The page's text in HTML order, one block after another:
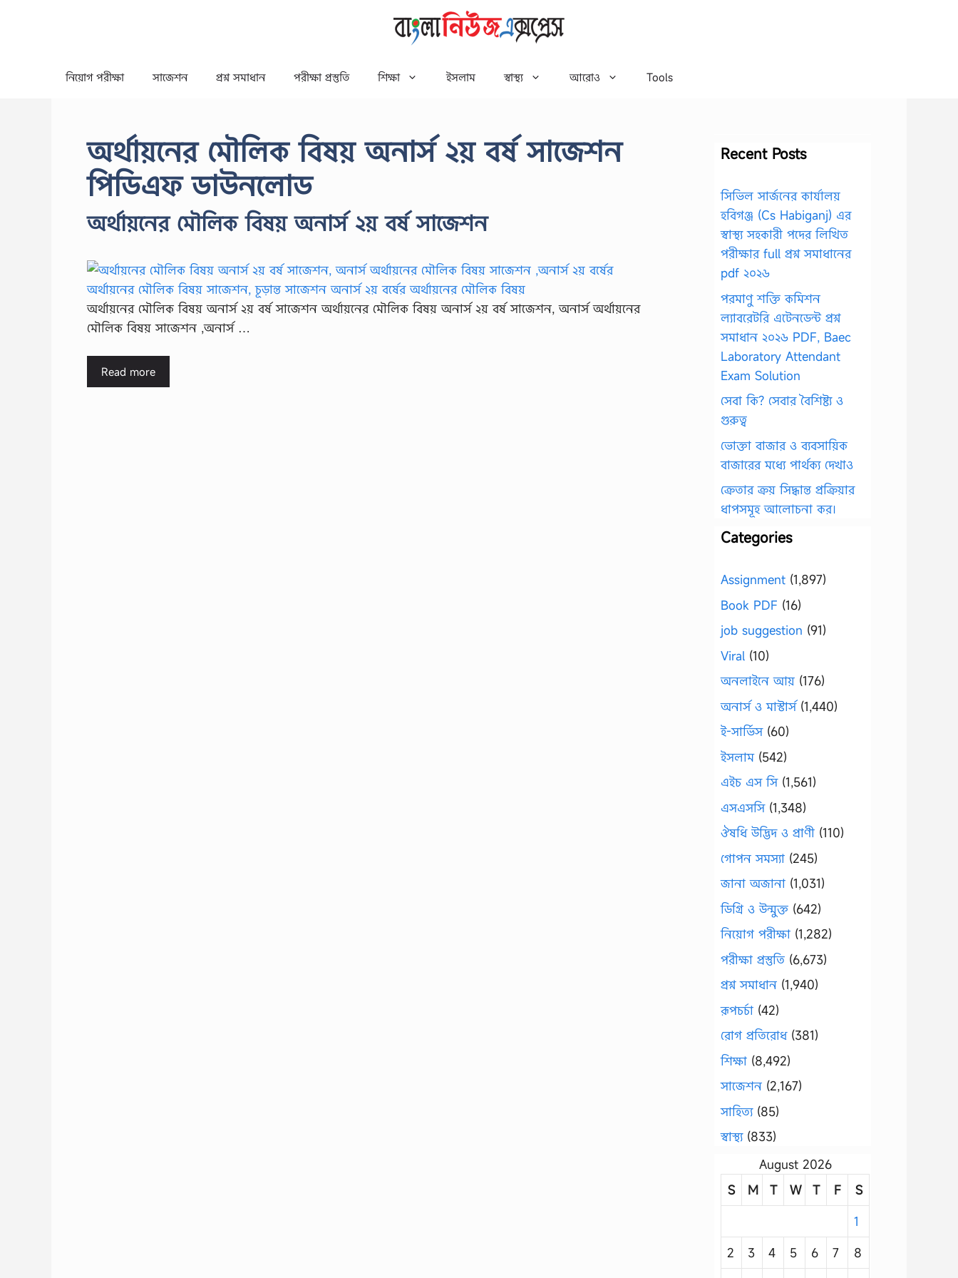
নিয়োগ পরীক্ষা সাজেশন প্রশ্ন সমাধান পরীক্ষা প্রস্তুতি শিক্ষা ইসলাম স্বাস্থ্য আরোও Tools
অর্থায়নের মৌলিক বিষয় অনার্স ২য় বর্ষ সাজেশন
পিডিএফ ডাউনলোড
অর্থায়নের মৌলিক বিষয় অনার্স ২য় বর্ষ সাজেশন
অর্থায়নের মৌলিক বিষয় অনার্স ২য় বর্ষ সাজেশন অর্থায়নের মৌলিক বিষয় অনার্স ২য় বর্ষ সাজেশন, অনার্স অর্থায়নের
মৌলিক বিষয় সাজেশন ,অনার্স …
Read more
Recent Posts
সিভিল সার্জনের কার্যালয়
হবিগঞ্জ (Cs Habiganj) এর
স্বাস্থ্য সহকারী পদের লিখিত
পরীক্ষার full প্রশ্ন সমাধানের
pdf ২০২৬
পরমাণু শক্তি কমিশন
ল্যাবরেটরি এটেনডেন্ট প্রশ্ন
সমাধান ২০২৬ PDF, Baec
Laboratory Attendant
Exam Solution
সেবা কি? সেবার বৈশিষ্ট্য ও
গুরুত্ব
ভোক্তা বাজার ও ব্যবসায়িক
বাজারের মধ্যে পার্থক্য দেখাও
ক্রেতার ক্রয় সিদ্ধান্ত প্রক্রিয়ার
ধাপসমূহ আলোচনা কর।
Categories
Assignment (1,897)
Book PDF (16)
job suggestion (91)
Viral (10)
অনলাইনে আয় (176)
অনার্স ও মাস্টার্স(1,440)
ই-সার্ভিস(60)
ইসলাম(542)
এইচ এস সি(1,561)
এসএসসি(1,348)
ঔষধি উদ্ভিদ ও প্রাণী (110)
গোপন সমস্যা (245)
জানা অজানা (1,031)
ডিগ্রি ও উন্মুক্ত (642)
নিয়োগ পরীক্ষা (1,282)
পরীক্ষা প্রস্তুতি (6,673)
প্রশ্ন সমাধান (1,940)
রূপচর্চা (42)
রোগ প্রতিরোধ(381)
শিক্ষা (8,492)
সাজেশন (2,167)
সাহিত্য(85)
স্বাস্থ্য(833)
August 2026
S
M T W T F
S
1
2
3 4 5 6 7
8